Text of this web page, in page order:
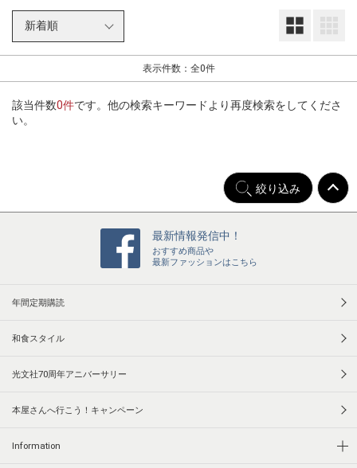
表示件数：全0件
該当件数0件です。他の検索キーワードより再度検索をしてくださ
い。
絞り込み
最新情報発信中！
おすすめ商品や
最新ファッションはこちら
年間定期購読
和食スタイル
光文社70周年アニバーサリー
本屋さんへ行こう！キャンペーン
Information